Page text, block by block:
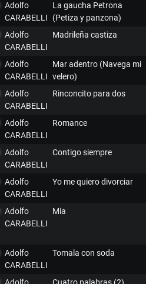
Adolfo
CARABELLI
La gaucha Petrona
(Petiza y panzona)
Adolfo
CARABELLI
Madrileña castiza
Adolfo
CARABELLI
Mar adentro (Navega mi
velero)
Adolfo
CARABELLI
Rinconcito para dos
Adolfo
CARABELLI
Romance
Adolfo
CARABELLI
Contigo siempre
Adolfo
CARABELLI
Yo me quiero divorciar
Adolfo
CARABELLI
Mia
Adolfo
CARABELLI
Tomala con soda